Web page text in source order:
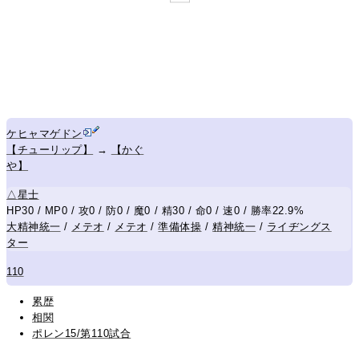
ケヒャマゲドン
【チューリップ】
→
【かぐ
や】
△星士
HP30 / MP0 / 攻0 / 防0 / 魔0 / 精30 / 命0 / 速0 / 勝率22.9%
大精神統一 / メテオ / メテオ /準備体操 /精神統一 / ライヂングス
ター
110
累歴
相関
ポレン15/第110試合